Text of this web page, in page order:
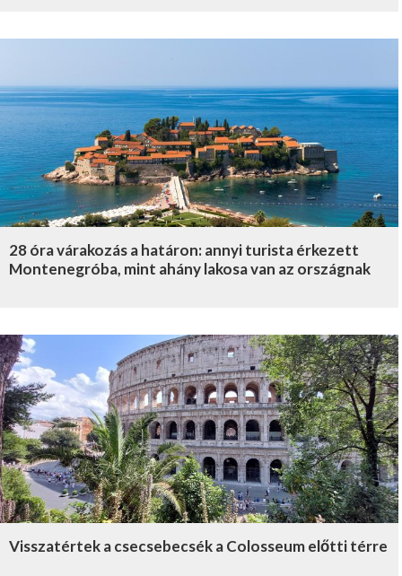
28 óra várakozás a határon: annyi turista érkezett
Montenegróba, mint ahány lakosa van az országnak
Visszatértek a csecsebecsék a Colosseum előtti térre